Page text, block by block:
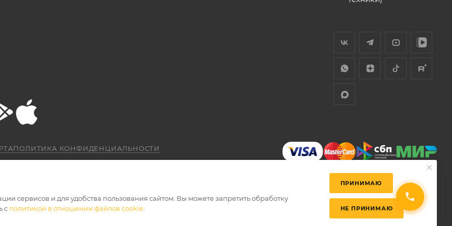
ПОЛИТИКА КОНФИДЕНЦИАЛЬНОСТИ
сервисов и для удобства пользования сайтом. Вы можете запретить обработку
с политикой в отношении файлов cookie
ПРИНИМАЮ
НЕ ПРИНИМАЮ